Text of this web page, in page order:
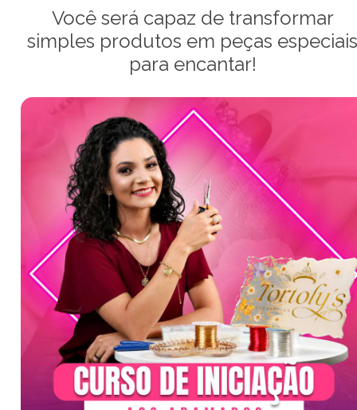
Você será capaz de transformar
simples produtos em peças
para encantar!